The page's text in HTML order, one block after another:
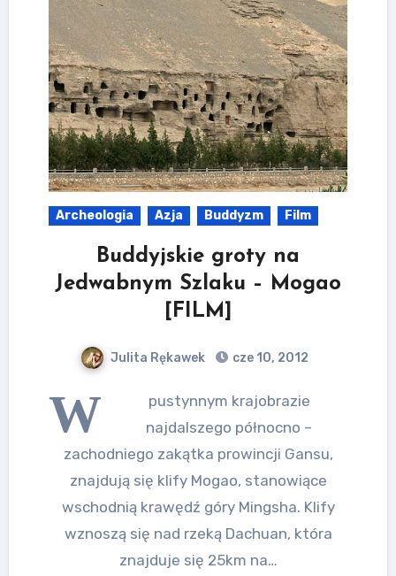
Archeologia Azja Buddyzm Film
Buddyjskie groty na
Jedwabnym Szlaku – Mogao
[FILM]
Julita Rękawek cze 10, 2012
W
pustynnym krajobrazie
najdalszego północno –
zachodniego zakątka prowincji Gansu,
znajdują się klify Mogao, stanowiące
wschodnią krawędź góry Mingsha. Klify
wznoszą się nad rzeką Dachuan, która
znajduje się 25km na…